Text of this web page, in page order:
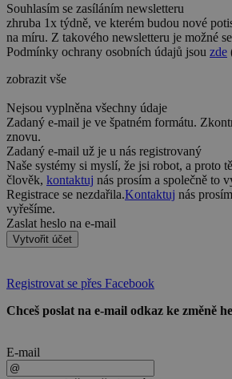
Souhlasím se zasíláním newsletteru
zhruba 1x týdně, ve kterém budou nové
na míru. Z takového newsletteru je možné
Podmínky ochrany osobních údajů jsou zde
zobrazit vše
Nejsou vyplněna všechny údaje
Zadaný e-mail je ve špatném formátu.
znovu.
Zadaný e-mail už je u nás registrovaný
Naše systémy si myslí, že jsi robot, a proto
člověk, kontaktuj nás prosím a společně to
Registrace se nezdařila.Kontaktuj nás
vyřešíme.
Zaslat heslo na e-mail
Vytvořit účet
Registrovat se přes Facebook
Chceš poslat na e-mail odkaz ke změně
E-mail